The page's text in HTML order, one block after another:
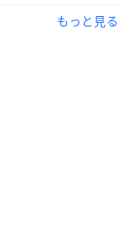
もっと見る